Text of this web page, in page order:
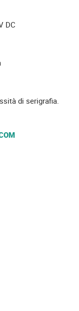
DC
di serigrafia.